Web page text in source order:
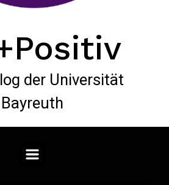
der Universität
Bayreuth